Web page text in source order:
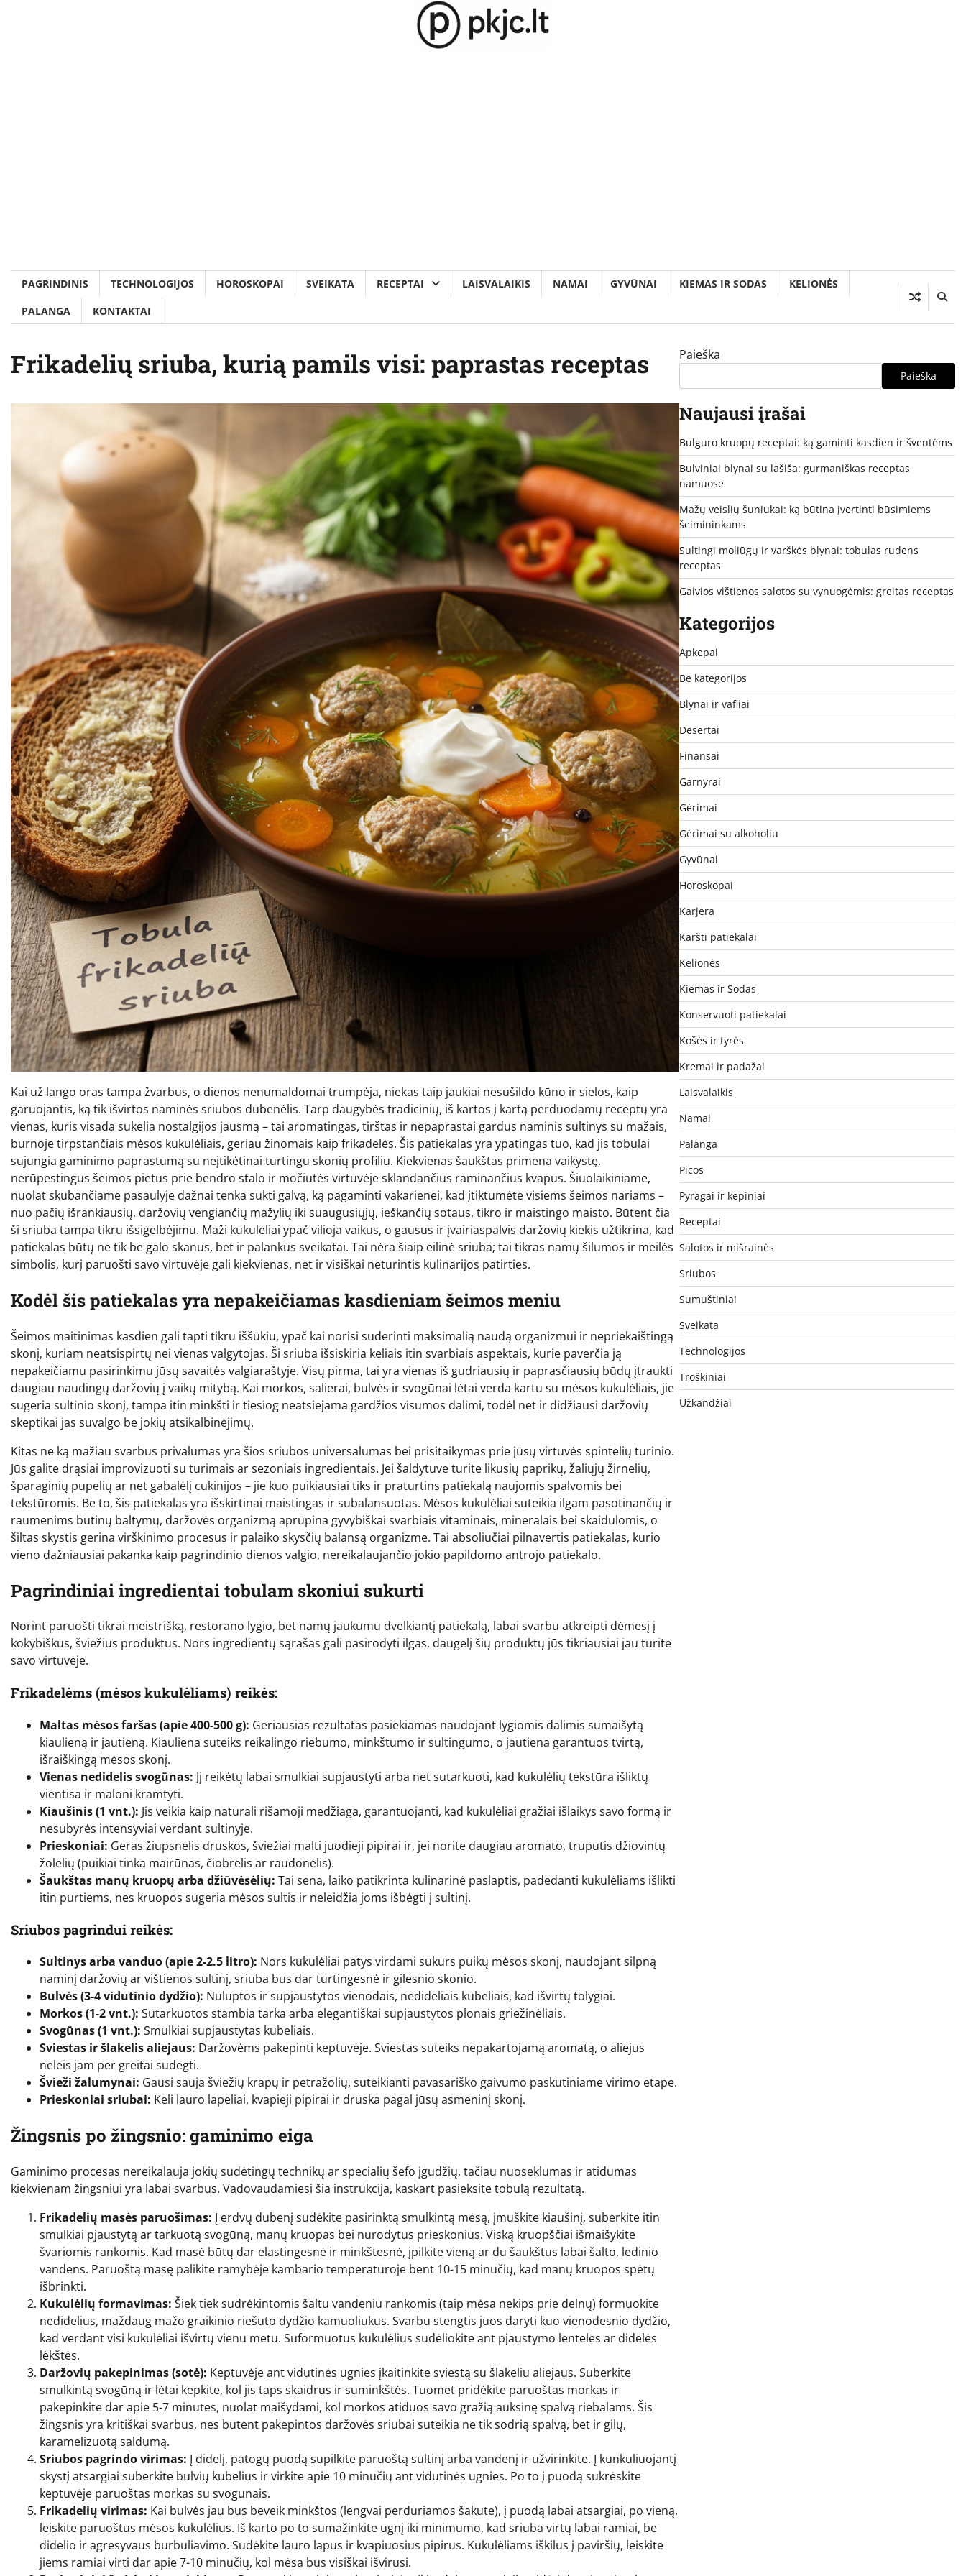
PAGRINDINIS TECHNOLOGIJOS HOROSKOPAI SVEIKATA RECEPTAI LAISVALAIKIS NAMAI GYVŪNAI KIEMAS IR SODAS
KELIONĖS
PALANGA
KONTAKTAI
Frikadelių sriuba, kurią pamils visi: paprastas receptas
Kai už lango oras tampa žvarbus, o dienos nenumaldomai trumpėja, niekas taip jaukiai nesušildo kūno ir sielos, kaip
garuojantis, ką tik išvirtos naminės sriubos dubenėlis. Tarp daugybės tradicinių, iš kartos į kartą perduodamų receptų yra
vienas, kuris visada sukelia nostalgijos jausmą – tai aromatingas, tirštas ir nepaprastai gardus naminis sultinys su mažais,
burnoje tirpstančiais mėsos kukulėliais, geriau žinomais kaip frikadelės. Šis patiekalas yra ypatingas tuo, kad jis tobulai
sujungia gaminimo paprastumą su neįtikėtinai turtingu skonių profiliu. Kiekvienas šaukštas primena vaikystę,
nerūpestingus šeimos pietus prie bendro stalo ir močiutės virtuvėje sklandančius raminančius kvapus. Šiuolaikiniame,
nuolat skubančiame pasaulyje dažnai tenka sukti galvą, ką pagaminti vakarienei, kad įtiktumėte visiems šeimos nariams –
nuo pačių išrankiausių, daržovių vengiančių mažylių iki suaugusiųjų, ieškančių sotaus, tikro ir maistingo maisto. Būtent čia
ši sriuba tampa tikru išsigelbėjimu. Maži kukulėliai ypač vilioja vaikus, o gausus ir įvairiaspalvis daržovių kiekis užtikrina, kad
patiekalas būtų ne tik be galo skanus, bet ir palankus sveikatai. Tai nėra šiaip eilinė sriuba; tai tikras namų šilumos ir meilės
simbolis, kurį paruošti savo virtuvėje gali kiekvienas, net ir visiškai neturintis kulinarijos patirties.
Kodėl šis patiekalas yra nepakeičiamas kasdieniam šeimos meniu
Šeimos maitinimas kasdien gali tapti tikru iššūkiu, ypač kai norisi suderinti maksimalią naudą organizmui ir nepriekaištingą
skonį, kuriam neatsispirtų nei vienas valgytojas. Ši sriuba išsiskiria keliais itin svarbiais aspektais, kurie paverčia ją
nepakeičiamu pasirinkimu jūsų savaitės valgiaraštyje. Visų pirma, tai yra vienas iš gudriausių ir paprasčiausių būdų įtraukti
daugiau naudingų daržovių į vaikų mitybą. Kai morkos, salierai, bulvės ir svogūnai lėtai verda kartu su mėsos kukulėliais, jie
sugeria sultinio skonį, tampa itin minkšti ir tiesiog neatsiejama gardžios visumos dalimi, todėl net ir didžiausi daržovių
skeptikai jas suvalgo be jokių atsikalbinėjimų.
Kitas ne ką mažiau svarbus privalumas yra šios sriubos universalumas bei prisitaikymas prie jūsų virtuvės spintelių turinio.
Jūs galite drąsiai improvizuoti su turimais ar sezoniais ingredientais. Jei šaldytuve turite likusių paprikų, žaliųjų žirnelių,
šparaginių pupelių ar net gabalėlį cukinijos – jie kuo puikiausiai tiks ir praturtins patiekalą naujomis spalvomis bei
tekstūromis. Be to, šis patiekalas yra išskirtinai maistingas ir subalansuotas. Mėsos kukulėliai suteikia ilgam pasotinančių ir
raumenims būtinų baltymų, daržovės organizmą aprūpina gyvybiškai svarbiais vitaminais, mineralais bei skaidulomis, o
šiltas skystis gerina virškinimo procesus ir palaiko skysčių balansą organizme. Tai absoliučiai pilnavertis patiekalas, kurio
vieno dažniausiai pakanka kaip pagrindinio dienos valgio, nereikalaujančio jokio papildomo antrojo patiekalo.
Pagrindiniai ingredientai tobulam skoniui sukurti
Norint paruošti tikrai meistrišką, restorano lygio, bet namų jaukumu dvelkiantį patiekalą, labai svarbu atkreipti dėmesį į
kokybiškus, šviežius produktus. Nors ingredientų sąrašas gali pasirodyti ilgas, daugelį šių produktų jūs tikriausiai jau turite
savo virtuvėje.
Frikadelėms (mėsos kukulėliams) reikės:
Maltas mėsos faršas (apie 400-500 g): Geriausias rezultatas pasiekiamas naudojant lygiomis dalimis sumaišytą
kiaulieną ir jautieną. Kiauliena suteiks reikalingo riebumo, minkštumo ir sultingumo, o jautiena garantuos tvirtą,
išraiškingą mėsos skonį.
Vienas nedidelis svogūnas: Jį reikėtų labai smulkiai supjaustyti arba net sutarkuoti, kad kukulėlių tekstūra išliktų
vientisa ir maloni kramtyti.
Kiaušinis (1 vnt.): Jis veikia kaip natūrali rišamoji medžiaga, garantuojanti, kad kukulėliai gražiai išlaikys savo formą ir
nesubyrės intensyviai verdant sultinyje.
Prieskoniai: Geras žiupsnelis druskos, šviežiai malti juodieji pipirai ir, jei norite daugiau aromato, truputis džiovintų
žolelių (puikiai tinka mairūnas, čiobrelis ar raudonėlis).
Šaukštas manų kruopų arba džiūvėsėlių: Tai sena, laiko patikrinta kulinarinė paslaptis, padedanti kukulėliams išlikti
itin purtiems, nes kruopos sugeria mėsos sultis ir neleidžia joms išbėgti į sultinį.
Sriubos pagrindui reikės:
Sultinys arba vanduo (apie 2-2.5 litro): Nors kukulėliai patys virdami sukurs puikų mėsos skonį, naudojant silpną
naminį daržovių ar vištienos sultinį, sriuba bus dar turtingesnė ir gilesnio skonio.
Bulvės (3-4 vidutinio dydžio): Nuluptos ir supjaustytos vienodais, nedideliais kubeliais, kad išvirtų tolygiai.
Morkos (1-2 vnt.): Sutarkuotos stambia tarka arba elegantiškai supjaustytos plonais griežinėliais.
Svogūnas (1 vnt.): Smulkiai supjaustytas kubeliais.
Sviestas ir šlakelis aliejaus: Daržovėms pakepinti keptuvėje. Sviestas suteiks nepakartojamą aromatą, o aliejus
neleis jam per greitai sudegti.
Švieži žalumynai: Gausi sauja šviežių krapų ir petražolių, suteikianti pavasariško gaivumo paskutiniame virimo etape.
Prieskoniai sriubai: Keli lauro lapeliai, kvapieji pipirai ir druska pagal jūsų asmeninį skonį.
Žingsnis po žingsnio: gaminimo eiga
Gaminimo procesas nereikalauja jokių sudėtingų technikų ar specialių šefo įgūdžių, tačiau nuoseklumas ir atidumas
kiekvienam žingsniui yra labai svarbus. Vadovaudamiesi šia instrukcija, kaskart pasieksite tobulą rezultatą.
Frikadelių masės paruošimas: Į erdvų dubenį sudėkite pasirinktą smulkintą mėsą, įmuškite kiaušinį, suberkite itin
smulkiai pjaustytą ar tarkuotą svogūną, manų kruopas bei nurodytus prieskonius. Viską kruopščiai išmaišykite
švariomis rankomis. Kad masė būtų dar elastingesnė ir minkštesnė, įpilkite vieną ar du šaukštus labai šalto, ledinio
vandens. Paruoštą masę palikite ramybėje kambario temperatūroje bent 10-15 minučių, kad manų kruopos spėtų
išbrinkti.
Kukulėlių formavimas: Šiek tiek sudrėkintomis šaltu vandeniu rankomis (taip mėsa nekips prie delnų) formuokite
nedidelius, maždaug mažo graikinio riešuto dydžio kamuoliukus. Svarbu stengtis juos daryti kuo vienodesnio dydžio,
kad verdant visi kukulėliai išvirtų vienu metu. Suformuotus kukulėlius sudėliokite ant pjaustymo lentelės ar didelės
lėkštės.
Daržovių pakepinimas (sotė): Keptuvėje ant vidutinės ugnies įkaitinkite sviestą su šlakeliu aliejaus. Suberkite
smulkintą svogūną ir lėtai kepkite, kol jis taps skaidrus ir suminkštės. Tuomet pridėkite paruoštas morkas ir
pakepinkite dar apie 5-7 minutes, nuolat maišydami, kol morkos atiduos savo gražią auksinę spalvą riebalams. Šis
žingsnis yra kritiškai svarbus, nes būtent pakepintos daržovės sriubai suteikia ne tik sodrią spalvą, bet ir gilų,
karamelizuotą saldumą.
Sriubos pagrindo virimas: Į didelį, patogų puodą supilkite paruoštą sultinį arba vandenį ir užvirinkite. Į kunkuliuojantį
skystį atsargiai suberkite bulvių kubelius ir virkite apie 10 minučių ant vidutinės ugnies. Po to į puodą sukrėskite
keptuvėje paruoštas morkas su svogūnais.
Frikadelių virimas: Kai bulvės jau bus beveik minkštos (lengvai perduriamos šakute), į puodą labai atsargiai, po vieną,
leiskite paruoštus mėsos kukulėlius. Iš karto po to sumažinkite ugnį iki minimumo, kad sriuba virtų labai ramiai, be
didelio ir agresyvaus burbuliavimo. Sudėkite lauro lapus ir kvapiuosius pipirus. Kukulėliams iškilus į paviršių, leiskite
jiems ramiai virti dar apie 7-10 minučių, kol mėsa bus visiškai išvirusi.
Paieška
Paieška
Naujausi įrašai
Bulguro kruopų receptai: ką gaminti kasdien ir šventėms
Bulviniai blynai su lašiša: gurmaniškas receptas
namuose
Mažų veislių šuniukai: ką būtina įvertinti būsimiems
šeimininkams
Sultingi moliūgų ir varškės blynai: tobulas rudens
receptas
Gaivios vištienos salotos su vynuogėmis: greitas receptas
Kategorijos
Apkepai
Be kategorijos
Blynai ir vafliai
Desertai
Finansai
Garnyrai
Gėrimai
Gėrimai su alkoholiu
Gyvūnai
Horoskopai
Karjera
Karšti patiekalai
Kelionės
Kiemas ir Sodas
Konservuoti patiekalai
Košės ir tyrės
Kremai ir padažai
Laisvalaikis
Namai
Palanga
Picos
Pyragai ir kepiniai
Receptai
Salotos ir mišrainės
Sriubos
Sumuštiniai
Sveikata
Technologijos
Troškiniai
Užkandžiai